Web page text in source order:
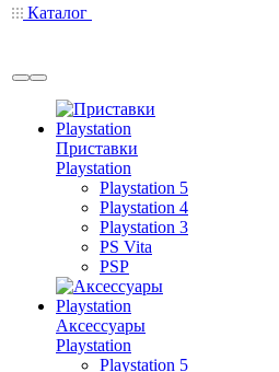
Каталог
Приставки
Playstation
Playstation 5
Playstation 4
Playstation 3
PS Vita
PSP
Аксессуары
Playstation
Playstation 5